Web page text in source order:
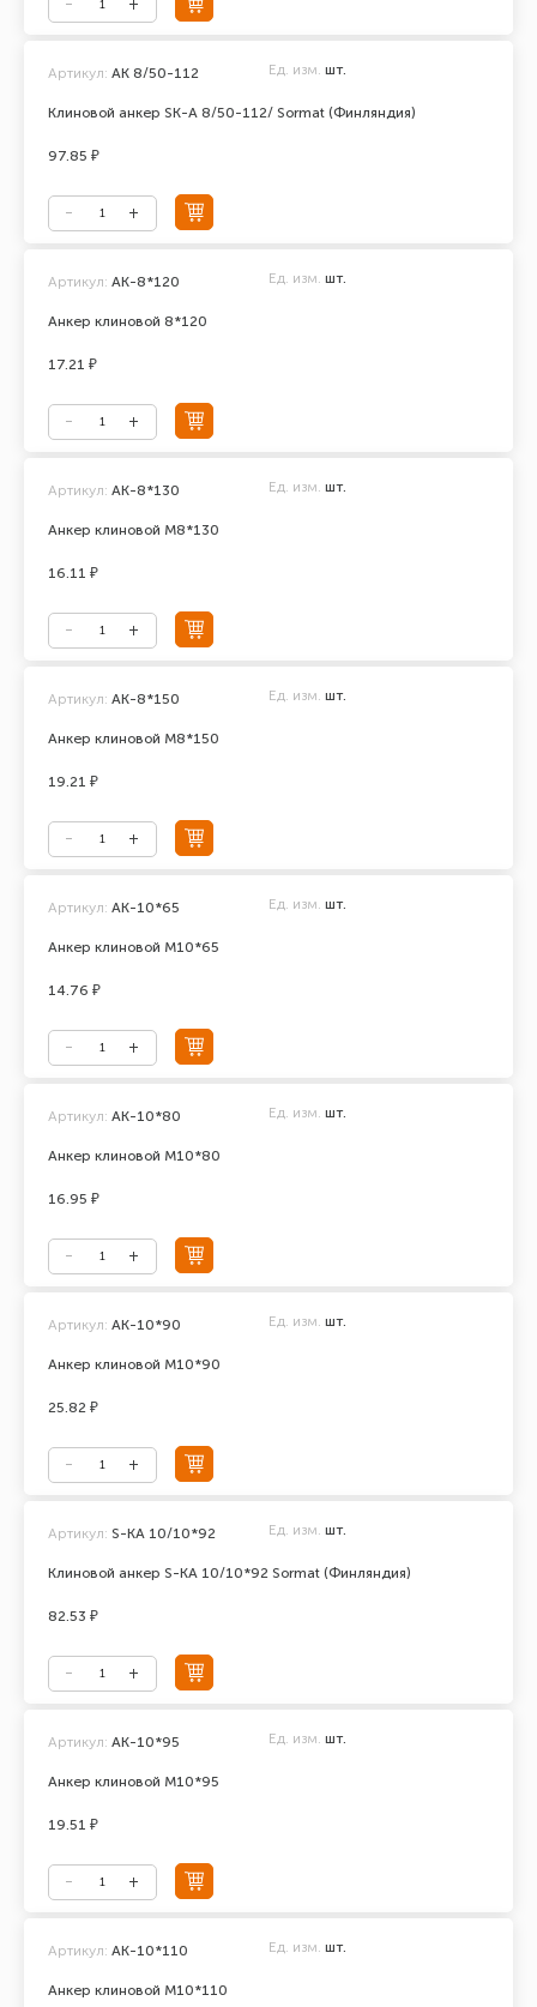
Клиновой анкер SK-A 8/50-112/ Sormat (Финляндия)
Артикул: AK 8/50-112 Ед. изм. шт.
97.85 ₽
Анкер клиновой 8*120
Артикул: АК-8*120 Ед. изм. шт.
17.21 ₽
Анкер клиновой М8*130
Артикул: АК-8*130 Ед. изм. шт.
16.11 ₽
Анкер клиновой М8*150
Артикул: АК-8*150 Ед. изм. шт.
19.21 ₽
Анкер клиновой М10*65
Артикул: АК-10*65 Ед. изм. шт.
14.76 ₽
Анкер клиновой М10*80
Артикул: АК-10*80 Ед. изм. шт.
16.95 ₽
Анкер клиновой М10*90
Артикул: АК-10*90 Ед. изм. шт.
25.82 ₽
Клиновой анкер S-KA 10/10*92 Sormat (Финляндия)
Артикул: S-KA 10/10*92 Ед. изм. шт.
82.53 ₽
Анкер клиновой М10*95
Артикул: АК-10*95 Ед. изм. шт.
19.51 ₽
Анкер клиновой М10*110
Артикул: АК-10*110 Ед. изм. шт.